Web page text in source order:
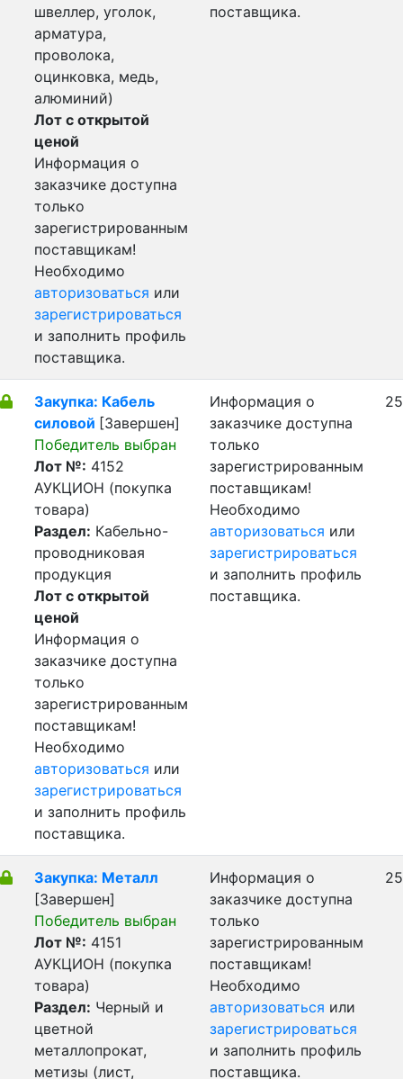
швеллер, уголок,
арматура,
проволока,
оцинковка, медь,
алюминий)
Лот с открытой
ценой
Информация о
заказчике доступна
только
зарегистрированным
поставщикам!
Необходимо
авторизоваться или
зарегистрироваться
и заполнить профиль
поставщика.
поставщика.
Закупка: Кабель
силовой [Завершен]
Победитель выбран
Лот №: 4152
АУКЦИОН (покупка
товара)
Раздел: Кабельно-
проводниковая
продукция
Лот с открытой
ценой
Информация о
заказчике доступна
только
зарегистрированным
поставщикам!
Необходимо
авторизоваться или
зарегистрироваться
и заполнить профиль
поставщика.
Информация о
заказчике доступна
только
зарегистрированным
поставщикам!
Необходимо
авторизоваться или
зарегистрироваться
и заполнить профиль
поставщика.
Закупка: Металл
[Завершен]
Победитель выбран
Лот №: 4151
АУКЦИОН (покупка
товара)
Раздел: Черный и
цветной
металлопрокат,
метизы (лист,
Информация о
заказчике доступна
только
зарегистрированным
поставщикам!
Необходимо
авторизоваться или
зарегистрироваться
и заполнить профиль
поставщика.